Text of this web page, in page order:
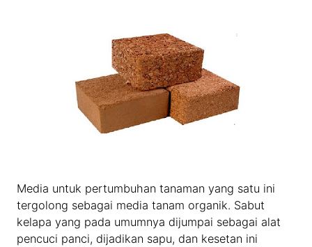
Media untuk pertumbuhan tanaman yang satu ini
tergolong sebagai media tanam organik. Sabut
kelapa yang pada umumnya dijumpai sebagai alat
pencuci panci, dijadikan sapu, dan kesetan ini